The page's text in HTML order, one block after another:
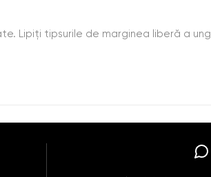
Lipiți tipsurile de marginea liberă a